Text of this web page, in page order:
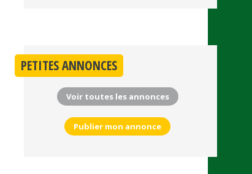
PETITES ANNONCES
Voir toutes les annonces
Publier mon annonce